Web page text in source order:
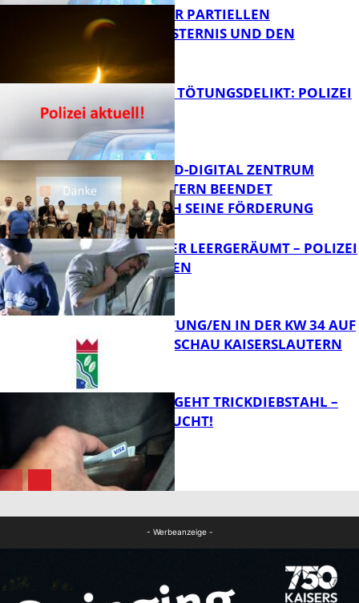
VORTRAG ZUR PARTIELLEN
SONNENFINSTERNIS UND DEN
PERSEIDEN
FB News
VERSUCHTES TÖTUNGSDELIKT: POLIZEI
ERMITTELT
FB News
MITTELSTAND-DIGITAL ZENTRUM
KAISERSLAUTERN BEENDET
ERFOLGREICH SEINE FÖRDERUNG
TRANSPORTER LEERGERÄUMT – POLIZEI
SUCHT ZEUGEN
FB Kultur
VERANSTALTUNG/EN IN DER KW 34 AUF
DER GARTENSCHAU KAISERSLAUTERN
PÄRCHEN BEGEHT TRICKDIEBSTAHL –
ZEUGEN GESUCHT!
- Werbeanzeige -